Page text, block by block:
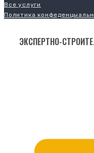
Все услуги
Политика
ЭКСПЕРТНО-